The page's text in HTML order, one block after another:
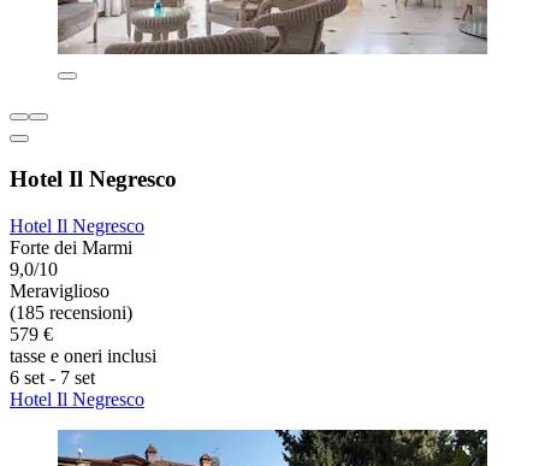
Hotel Il Negresco
Hotel Il Negresco
Forte dei Marmi
9,0/10
Meraviglioso
(185 recensioni)
579 €
tasse e oneri inclusi
6 set - 7 set
Hotel Il Negresco